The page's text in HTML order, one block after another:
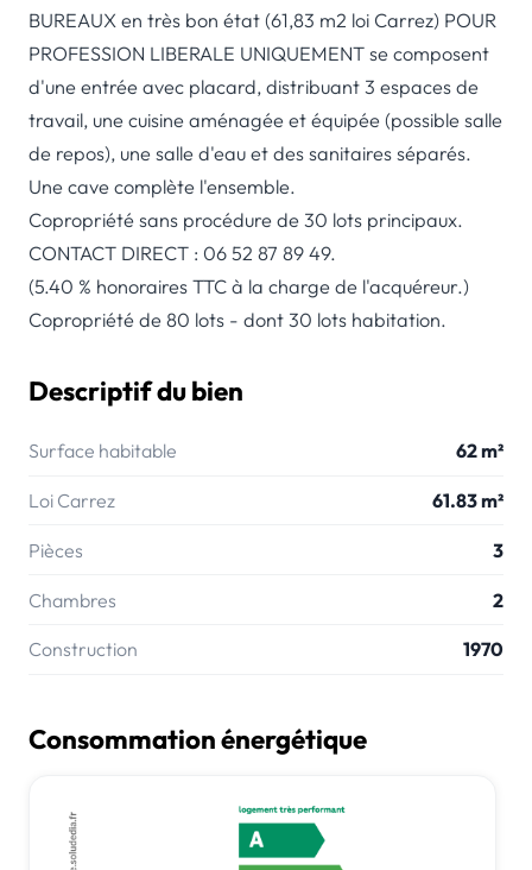
BUREAUX en très bon état (61,83 m2 loi Carrez) POUR
PROFESSION LIBERALE UNIQUEMENT se composent
d'une entrée avec placard, distribuant 3 espaces de
travail, une cuisine aménagée et équipée (possible salle
de repos), une salle d'eau et des sanitaires séparés.
Une cave complète l'ensemble.
Copropriété sans procédure de 30 lots principaux.
CONTACT DIRECT : 06 52 87 89 49.
(5.40 % honoraires TTC à la charge de l'acquéreur.)
Copropriété de 80 lots - dont 30 lots habitation.
Descriptif du bien
Surface habitable 62 m²
Loi Carrez 61.83 m²
Pièces 3
Chambres 2
Construction 1970
Consommation énergétique